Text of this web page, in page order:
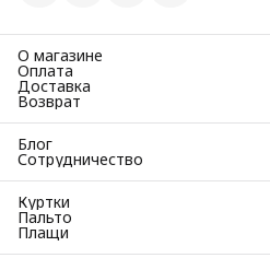
О магазине
Оплата
Доставка
Возврат
Блог
Сотрудничество
Куртки
Пальто
Плащи